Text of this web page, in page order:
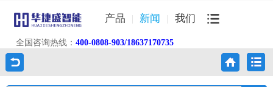
产品 新闻 我们
全国咨询热线： 400-0808-903/18637170735